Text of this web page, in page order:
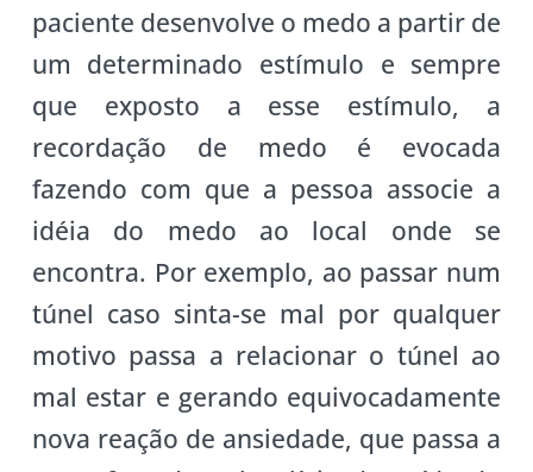
paciente desenvolve o medo a partir de
um determinado estímulo e sempre
que exposto a esse estímulo, a
recordação de medo é evocada
fazendo com que a pessoa associe a
idéia do medo ao local onde se
encontra. Por exemplo, ao passar num
túnel caso sinta-se mal por qualquer
motivo passa a relacionar o túnel ao
mal estar e gerando equivocadamente
nova reação de ansiedade, que passa a